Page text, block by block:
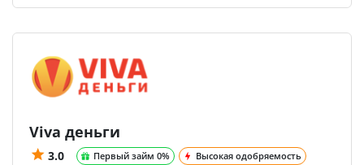
Viva деньги
3.0 Первый займ 0% Высокая одобряемость